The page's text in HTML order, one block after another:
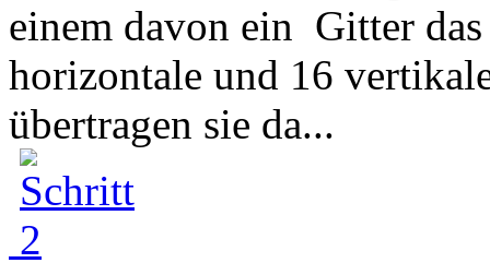
einem davon ein Gitter
horizontale und 16
übertragen sie da...